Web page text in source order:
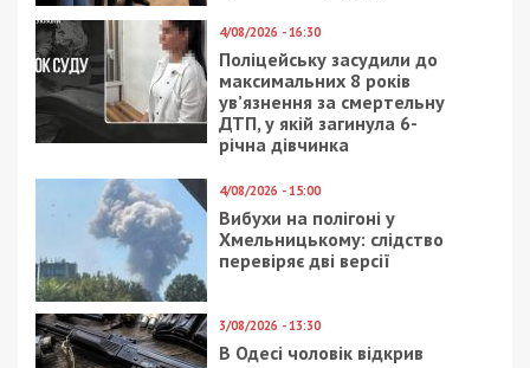
4/08/2026 - 16:30
Поліцейську засудили до
максимальних 8 років
ув’язнення за смертельну
ДТП, у якій загинула 6-
річна дівчинка
4/08/2026 - 15:00
Вибухи на полігоні у
Хмельницькому: слідство
перевіряє дві версії
3/08/2026 - 13:30
В Одесі чоловік відкрив